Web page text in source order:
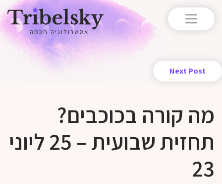
אסטרולוגיה חכמה
Next Post
מה קורה בכוכבים?
תחזית שבועית – 25 ליוני
23